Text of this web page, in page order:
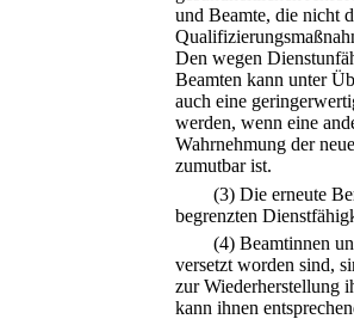
und Beamte, die nicht
Den wegen
Beamten kann unter
auch eine
werden, wenn eine
Wahrnehmung der
zumutbar ist.
(3) Die erneute
begrenzten
(4) Beamtinnen
versetzt worden sind,
zur Wiederherstellung
kann ihnen